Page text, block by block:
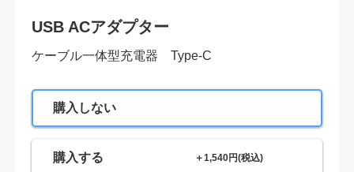
USB ACアダプター
ケーブル一体型充電器 Type-C
購入しない
購入する ＋1,540円(税込)